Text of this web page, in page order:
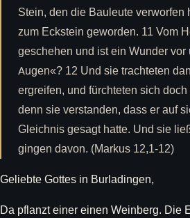
Stein, den die Bauleute verworfen
zum Eckstein geworden. 11 Vom
geschehen und ist ein Wunder vor
Augen«? 12 Und sie trachteten
ergreifen, und fürchteten sich
denn sie verstanden, dass er auf
Gleichnis gesagt hatte. Und sie
gingen davon. (Markus 12,1-12)
Geliebte Gottes in Burladingen,
Da pflanzt einer einen Weinberg. Die